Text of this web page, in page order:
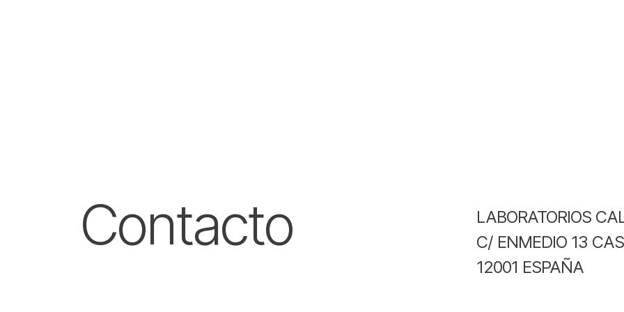
Contacto
LABORATORIOS
C/ ENMEDIO 13
12001 ESPAÑA